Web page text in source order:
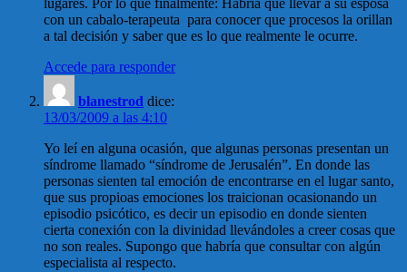
lugares. Por lo que finalmente: Habría que llevar a su esposa
con un cabalo-terapeuta para conocer que procesos la orillan
a tal decisión y saber que es lo que realmente le ocurre.
Accede para responder
blanestrod dice:
13/03/2009 a las 4:10
Yo leí en alguna ocasión, que algunas personas presentan un
síndrome llamado “síndrome de Jerusalén”. En donde las
personas sienten tal emoción de encontrarse en el lugar santo,
que sus propioas emociones los traicionan ocasionando un
episodio psicótico, es decir un episodio en donde sienten
cierta conexión con la divinidad llevándoles a creer cosas que
no son reales. Supongo que habría que consultar con algún
especialista al respecto.